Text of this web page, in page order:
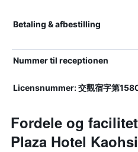
Betaling & afbestilling
Nummer til receptionen
Licensnummer: 交觀宿字第
Fordele og
Plaza Hotel